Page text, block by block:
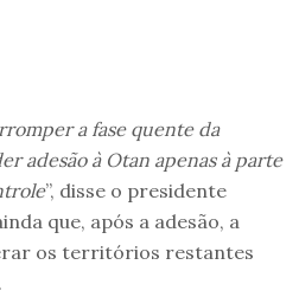
a fase quente da
adesão à Otan apenas à parte
”, disse o presidente
que, após a adesão, a
os territórios restantes